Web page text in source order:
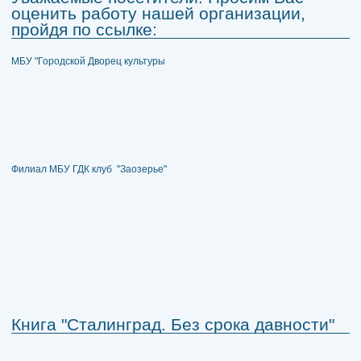
оценить работу нашей организации,
пройдя по ссылке:
МБУ "Городской Дворец культуры
Филиал МБУ ГДК клуб "Заозерье"
Книга "Сталинград. Без срока давности"